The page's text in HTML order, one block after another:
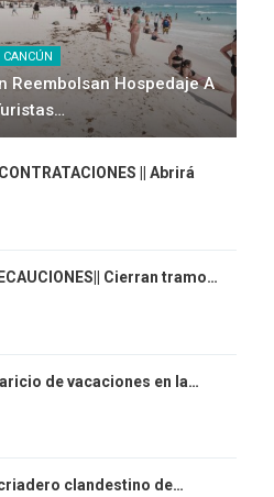
CANCÚN
Reembolsan Hospedaje A
|| Abrirá
Cierran tramo…
de vacaciones en la…
clandestino de…